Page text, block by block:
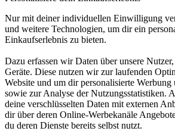
Nur mit deiner individuellen Einwilligung
und weitere Technologien, um dir ein
Einkaufserlebnis zu bieten.
Dazu erfassen wir Daten über unsere
Geräte. Diese nutzen wir zur laufenden
Website und um dir personalisierte Werbung
sowie zur Analyse der Nutzungsstatistiken.
deine verschlüsselten Daten mit externen
dir über deren Online-Werbekanäle
du deren Dienste bereits selbst nutzt.